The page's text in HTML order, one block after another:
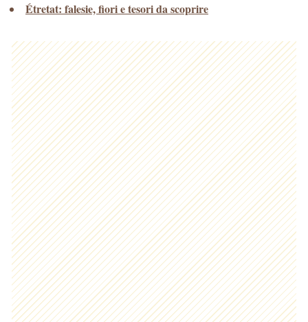
Étretat: falesie, fiori e tesori da scoprire